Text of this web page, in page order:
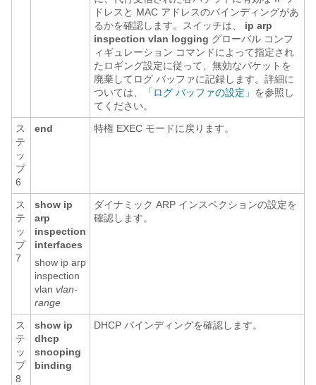
ドレスと MAC アドレスのバインディングがあ
るかを確認します。スイッチは、
ip arp
inspection vlan logging グローバル コンフ
ィギュレーション コマンドによって指定され
たロギング設定に従って、無効なパケットを
廃棄してログ バッファに記録します。詳細に
ついては、
「ログ バッファの設定」 を参照し
てください。
ス
テ
ッ
プ
6
end 特権 EXEC モードに戻ります。
ス
テ
ッ
プ
7
show ip
arp
inspection
interfaces
show ip arp
inspection
vlan vlan-
range
ダイナミック ARP インスペクションの設定を
確認します。
ス
テ
ッ
プ
8
show ip
dhcp
snooping
binding
DHCP バインディングを確認します。